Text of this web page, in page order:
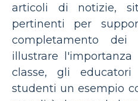
articoli di notizie,
pertinenti per
completamento
illustrare
classe, gli
studenti un esempio